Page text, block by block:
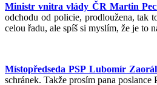
Ministr vnitra vlády ČR Martin
odchodu od policie, prodloužena, tak
celou řadu, ale spíš si myslím, že je to
Místopředseda PSP Lubomír
schránek. Takže prosím pana